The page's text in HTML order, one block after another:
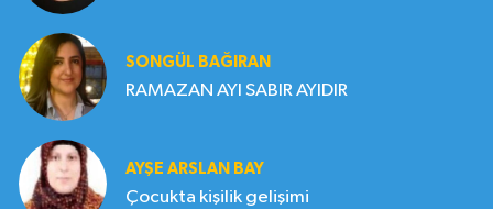
SONGÜL BAĞIRAN
RAMAZAN AYI SABIR AYIDIR
AYŞE ARSLAN BAY
Çocukta kişilik gelişimi